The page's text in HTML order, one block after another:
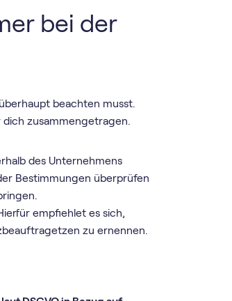
bei der
beachten musst.
zusammengetragen.
des Unternehmens
Bestimmungen überprüfen
empfiehlet es sich,
zu ernennen.